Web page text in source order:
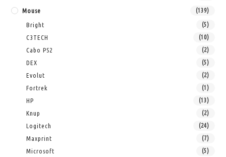
Mouse (139)
Bright (5)
C3TECH (10)
Cabo PS2 (2)
DEX (5)
Evolut (2)
Fortrek (1)
HP (13)
Knup (2)
Logitech (24)
Maxprint (7)
Microsoft (5)